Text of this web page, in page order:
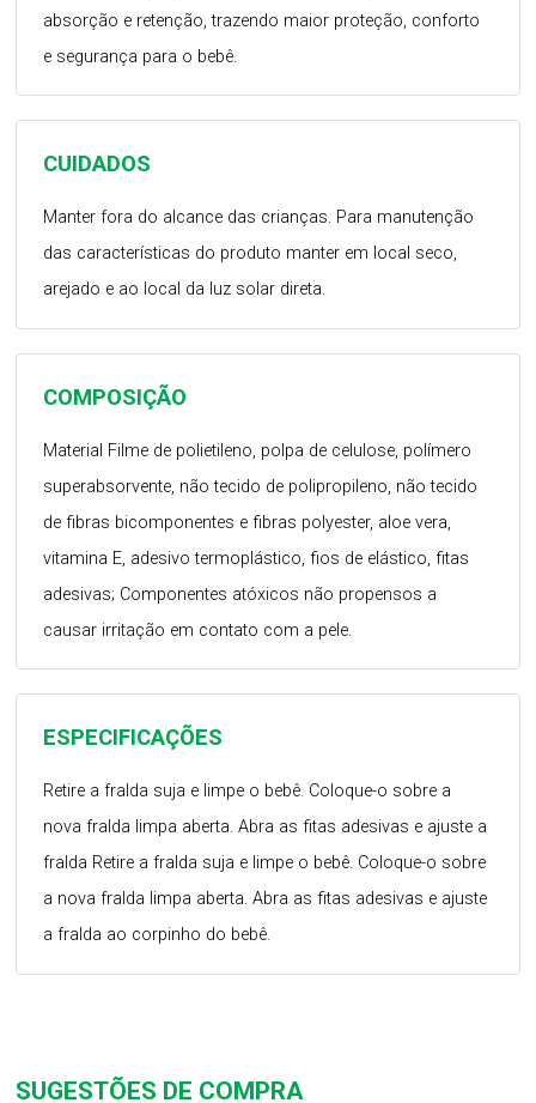
ESPECIFICAÇÕES
Retire a fralda suja e limpe o bebê. Coloque-o sobre a
nova fralda limpa aberta. Abra as fitas adesivas e ajuste a
fralda Retire a fralda suja e limpe o bebê. Coloque-o sobre
a nova fralda limpa aberta. Abra as fitas adesivas e ajuste
a fralda ao corpinho do bebê.
COMPOSIÇÃO
Material Filme de polietileno, polpa de celulose, polímero
superabsorvente, não tecido de polipropileno, não tecido
de fibras bicomponentes e fibras polyester, aloe vera,
vitamina E, adesivo termoplástico, fios de elástico, fitas
adesivas; Componentes atóxicos não propensos a
causar irritação em contato com a pele.
CUIDADOS
Manter fora do alcance das crianças. Para manutenção
das características do produto manter em local seco,
arejado e ao local da luz solar direta.
absorção e retenção, trazendo maior proteção, conforto
e segurança para o bebê.
SUGESTÕES DE COMPRA